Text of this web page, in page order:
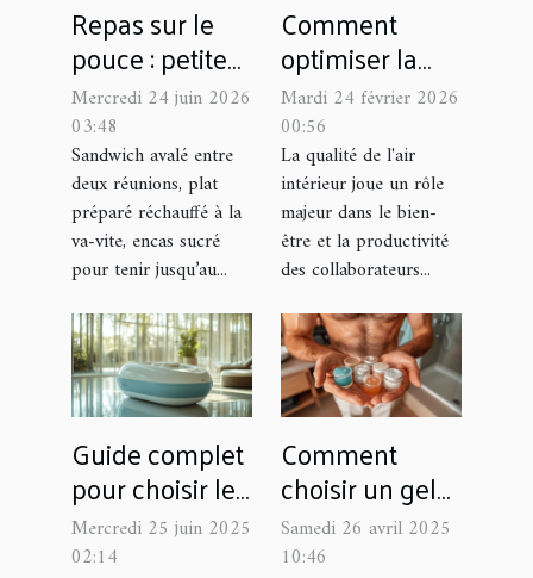
Repas sur le
pouce : petite
enfance de la
malnutrition
moderne ?
Mercredi 24 juin 2026
03:48
Sandwich avalé entre
deux réunions, plat
préparé réchauffé à la
va-vite, encas sucré
pour tenir jusqu’au...
Comment
optimiser la
qualité de l'air
dans votre
entreprise ?
Mardi 24 février 2026
00:56
La qualité de l'air
intérieur joue un rôle
majeur dans le bien-
être et la productivité
des collaborateurs...
Guide complet
pour choisir le
meilleur
appareil de
Mercredi 25 juin 2025
02:14
Comment
choisir un gel
d'hygiène
intime pour
Samedi 26 avril 2025
10:46